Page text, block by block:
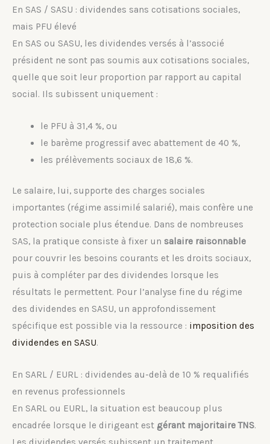
En SAS / SASU : dividendes sans cotisations sociales,
mais PFU élevé
En SAS ou SASU, les dividendes versés à l’associé
président ne sont pas soumis aux cotisations sociales,
quelle que soit leur proportion par rapport au capital
social. Ils subissent uniquement :
le PFU à 31,4 %, ou
le barème progressif avec abattement de 40 %,
les prélèvements sociaux de 18,6 %.
Le salaire, lui, supporte des charges sociales
importantes (régime assimilé salarié), mais confère une
protection sociale plus étendue. Dans de nombreuses
SAS, la pratique consiste à fixer un salaire raisonnable
pour couvrir les besoins courants et les droits sociaux,
puis à compléter par des dividendes lorsque les
résultats le permettent. Pour l’analyse fine du régime
des dividendes en SASU, un approfondissement
spécifique est possible via la ressource : imposition des
dividendes en SASU.
En SARL / EURL : dividendes au-delà de 10 % requalifiés
en revenus professionnels
En SARL ou EURL, la situation est beaucoup plus
encadrée lorsque le dirigeant est gérant majoritaire TNS.